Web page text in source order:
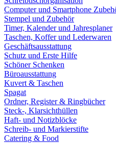
Computer und Smartphone
Stempel und Zubehör
Timer, Kalender und Jahresplaner
Taschen, Koffer und Lederwaren
Geschäftsausstattung
Schutz und Erste Hilfe
Schöner Schenken
Büroausstattung
Kuvert & Taschen
Spagat
Ordner, Register & Ringbücher
Steck-, Klarsichthüllen
Haft- und Notizblöcke
Schreib- und Markierstifte
Catering & Food